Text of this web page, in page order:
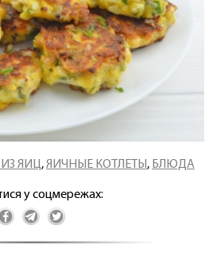
ЯИЦ,ЯИЧНЫЕ КОТЛЕТЫ , БЛЮДА
у соцмережах: